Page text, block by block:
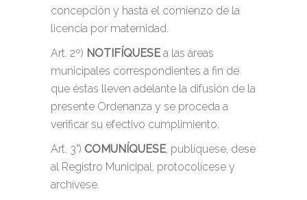
concepción y hasta el comienzo de la
licencia por maternidad.
Art. 2º) NOTIFÍQUESE a las áreas
municipales correspondientes a fin de
que éstas lleven adelante la difusión de la
presente Ordenanza y se proceda a
verificar su efectivo cumplimiento.
Art. 3°) COMUNÍQUESE, publíquese, dese
al Registro Municipal, protocolícese y
archívese.